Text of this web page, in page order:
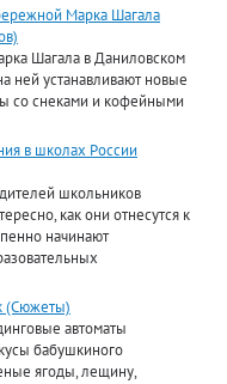
Марка Шагала
Шагала в Даниловском
ней устанавливают новые
со снеками и кофейными
в школах России
школьников
как они отнесутся к
начинают
(Сюжеты)
автоматы
бабушкиного
ягоды, лещину,